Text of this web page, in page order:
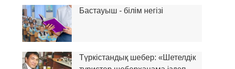
Бастауыш - білім негізі
Түркістандық шебер: «Шетелдік